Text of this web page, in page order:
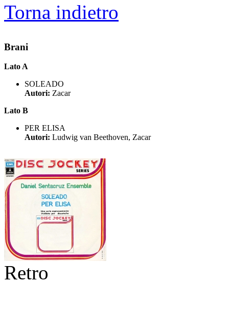
Torna indietro
Brani
Lato A
SOLEADO
Autori: Zacar
Lato B
PER ELISA
Autori: Ludwig van Beethoven, Zacar
Retro